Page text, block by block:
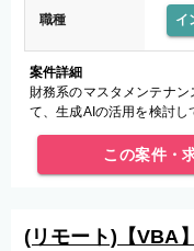
職種 イ
案件詳細
財務系のマスタメンテナ
て、生成AIの活用を検討し
どの生成AI適用検討およ
この案件・
(リモート)【VBA